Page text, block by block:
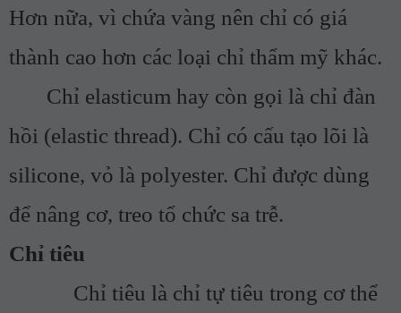
Hơn nữa, vì chứa vàng nên chỉ có giá
thành cao hơn các loại chỉ thẩm mỹ khác.
Chỉ elasticum hay còn gọi là chỉ đàn
hồi (elastic thread). Chỉ có cấu tạo lõi là
silicone, vỏ là polyester. Chỉ được dùng
để nâng cơ, treo tổ chức sa trễ.
Chỉ tiêu
Chỉ tiêu là chỉ tự tiêu trong cơ thể